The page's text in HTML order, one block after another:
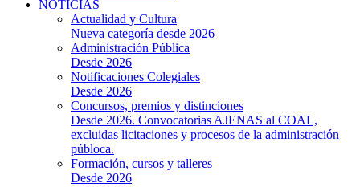
NOTICIAS
Actualidad y Cultura
Nueva categoría desde 2026
Administración Pública
Desde 2026
Notificaciones Colegiales
Desde 2026
Concursos, premios y distinciones
Desde 2026. Convocatorias AJENAS al COAL,
excluidas licitaciones y procesos de la administración
públoca.
Formación, cursos y talleres
Desde 2026